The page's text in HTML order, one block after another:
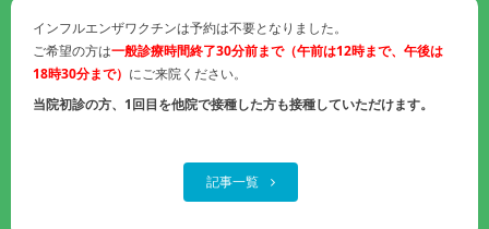
インフルエンザワクチンは予約は不要となりました。
ご希望の方は一般診療時間終了30分前まで（午前は12時まで、午後は
18時30分まで） にご来院ください。
当院初診の方、1回目を他院で接種した方も接種していただけます。
記事一覧